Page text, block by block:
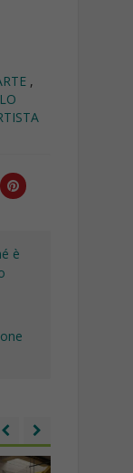
p
c
h
,
è